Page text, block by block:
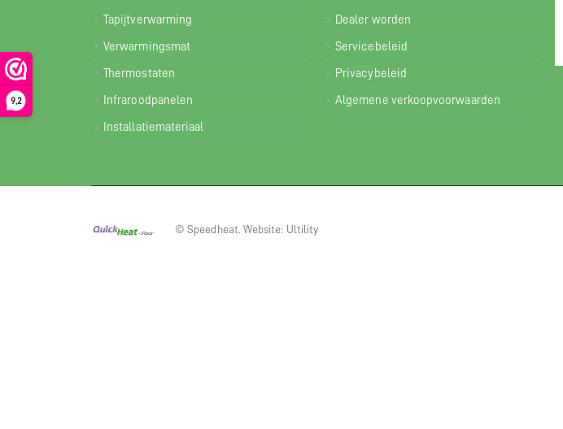
9,2
Tapijtverwarming
Verwarmingsmat
Thermostaten
Infraroodpanelen
Installatiemateriaal
Dealer worden
Servicebeleid
Privacybeleid
Algemene verkoopvoorwaarden
© Speedheat. Website: Ultility